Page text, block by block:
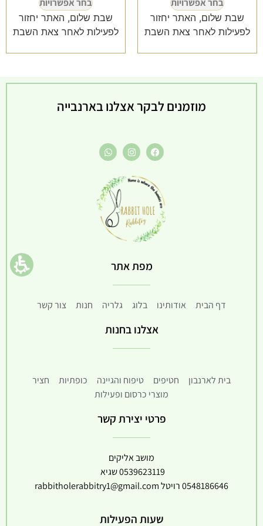
בחר אפשרויות
שבת שלום, האתר יחזור
לפעילות לאחר צאת השבת
בחר אפשרויות
שבת שלום, האתר יחזור
לפעילות לאחר צאת השבת
מוזמנים לבקר אצלנו בארנבייה
מפת אתר
דף הבית אודותינו בלוג גלריה חנות צור קשר
אצלנו בחנות
בית לארנבון חטיפים טיפוח והגיינה כופתיות
חציר
מוצרי כרסום ופעילות
פרטי יצירת קשר
מושב אליקים
0539623119שגיא
0548186646רויטלrabbitholerabbitry1@gmail.com
שעות הפעילות